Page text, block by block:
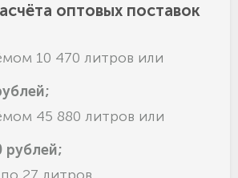
оптовых поставок
10 470 литров или
45 880 литров или
рублей;